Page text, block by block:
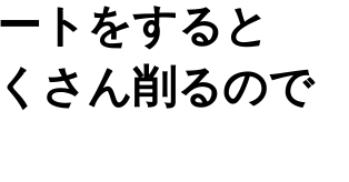
トをすると
さん削るので